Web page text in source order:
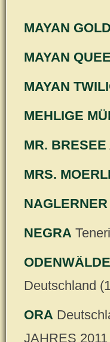
MAYAN GOLD
MAYAN
MAYAN
MEHLIGE
MR. BRESEE
MRS.
NEGRA
Deutschland
ORA
JAHRES 2011